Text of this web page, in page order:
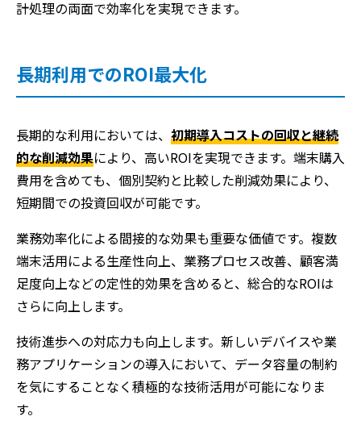
計処理の両面で効率化を実現できます。
長期利用でのROI最大化
長期的な利用においては、 初期導入コストの回収と継続
的な削減効果により、高いROIを実現できます。端末購入
費用を含めても、個別契約と比較した削減効果により、
短期間での投資回収が可能です。
業務効率化による間接的な効果も重要な価値です。複数
端末活用による生産性向上、業務プロセス改善、顧客満
足度向上などの定性的効果を含めると、総合的なROIは
さらに向上します。
技術進歩への対応力も向上します。新しいデバイスや業
務アプリケーションの導入において、データ容量の制約
を気にすることなく積極的な技術活用が可能になりま
す。